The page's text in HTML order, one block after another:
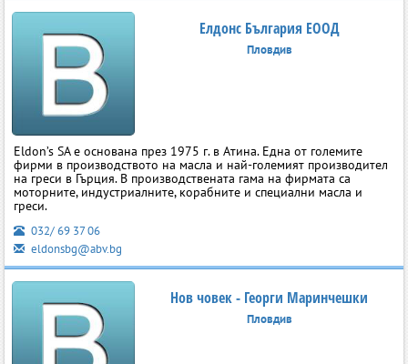
Елдонс България ЕООД
Пловдив
Eldon’s SA е основана през 1975 г. в Атина. Една от големите
фирми в производството на масла и най-големият производител
на греси в Гърция. В производствената гама на фирмата са
моторните, индустриалните, корабните и специални масла и
греси.
032/ 69 37 06
eldonsbg@abv.bg
Нов човек - Георги Маринчешки
Пловдив